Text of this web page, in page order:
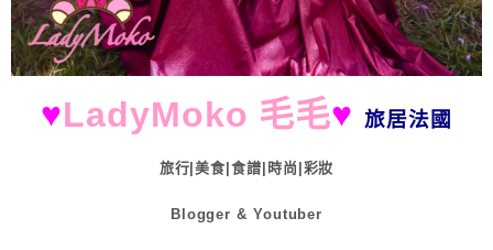
♥LadyMoko 毛毛♥ 旅居法國
旅行|美食|食譜|時尚|彩妝
Blogger & Youtuber